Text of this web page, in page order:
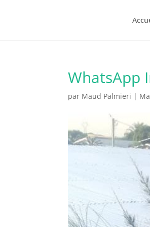
WhatsApp
par Maud Palmieri |